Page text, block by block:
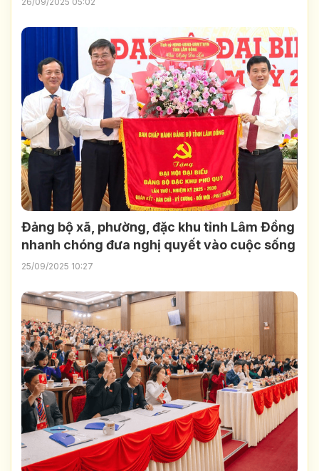
Đảng bộ xã, phường, đặc khu tỉnh Lâm Đồng
nhanh chóng đưa nghị quyết vào cuộc sống
25/09/2025 10:27